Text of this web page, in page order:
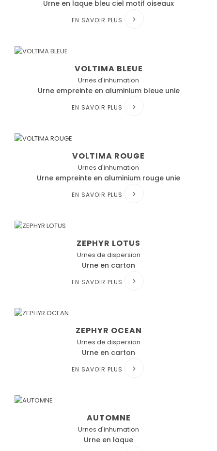
Urne en laque bleu ciel motif oiseaux
EN SAVOIR PLUS
VOLTIMA BLEUE
Urnes d'inhumation
Urne empreinte en aluminium bleue unie
EN SAVOIR PLUS
VOLTIMA ROUGE
Urnes d'inhumation
Urne empreinte en aluminium rouge unie
EN SAVOIR PLUS
ZEPHYR LOTUS
Urnes de dispersion
Urne en carton
EN SAVOIR PLUS
ZEPHYR OCEAN
Urnes de dispersion
Urne en carton
EN SAVOIR PLUS
AUTOMNE
Urnes d'inhumation
Urne en laque